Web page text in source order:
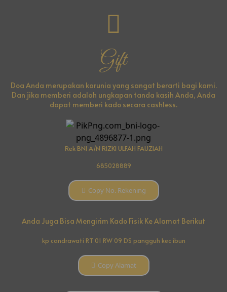
Gift
Doa Anda merupakan karunia yang sangat berarti bagi kami.
Dan jika memberi adalah ungkapan tanda kasih Anda, Anda
dapat memberi kado secara cashless.
Rek BNI A/N RIZKI ULFAH FAUZIAH
685028889
Copy No. Rekening
Anda Juga Bisa Mengirim Kado Fisik Ke Alamat Berikut
kp candrawati RT 01 RW 09 DS pangguh kec ibun
Copy Alamat